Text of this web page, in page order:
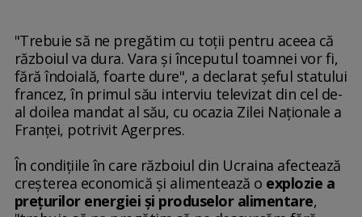
"Trebuie să ne pregătim cu toţii pentru aceea că
războiul va dura. Vara şi începutul toamnei vor fi,
fără îndoială, foarte dure", a declarat şeful statului
francez, în primul său interviu televizat din cel de-
al doilea mandat al său, cu ocazia Zilei Naţionale a
Franţei, potrivit Agerpres.
În condiţiile în care războiul din Ucraina afectează
creşterea economică şi alimentează o explozie a
preţurilor energiei şi produselor alimentare,